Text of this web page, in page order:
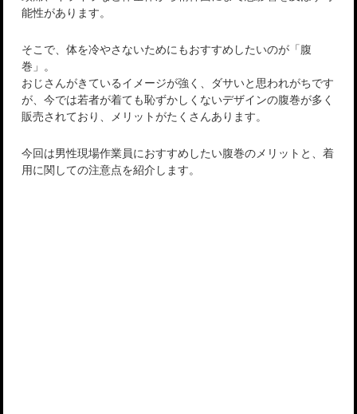
能性があります。
そこで、体を冷やさないためにもおすすめしたいのが「腹
巻」。
おじさんがきているイメージが強く、ダサいと思われがちです
が、今では若者が着ても恥ずかしくないデザインの腹巻が多く
販売されており、メリットがたくさんあります。
今回は男性現場作業員におすすめしたい腹巻のメリットと、着
用に関しての注意点を紹介します。